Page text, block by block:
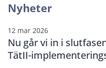
Nyheter
12 mar 2026
Nu går vi in i
TätII-